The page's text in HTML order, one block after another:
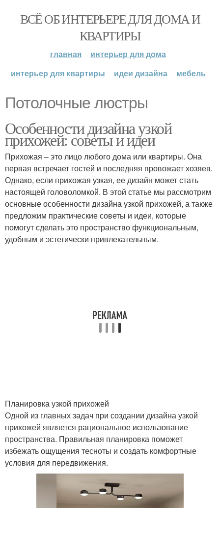
ВСЁ ОБ ИНТЕРЬЕРЕ ДЛЯ ДОМА И
КВАРТИРЫ
главная
интерьер для дома
интерьер для квартиры
идеи дизайна мебель
Потолочные люстры
Особенности дизайна узкой
прихожей: советы и идеи
Прихожая – это лицо любого дома или квартиры. Она
первая встречает гостей и последняя провожает хозяев.
Однако, если прихожая узкая, ее дизайн может стать
настоящей головоломкой. В этой статье мы рассмотрим
основные особенности дизайна узкой прихожей, а также
предложим практические советы и идеи, которые
помогут сделать это пространство функциональным,
удобным и эстетически привлекательным.
Планировка узкой прихожей
Одной из главных задач при создании дизайна узкой
прихожей является рациональное использование
пространства. Правильная планировка поможет
избежать ощущения тесноты и создать комфортные
условия для передвижения.